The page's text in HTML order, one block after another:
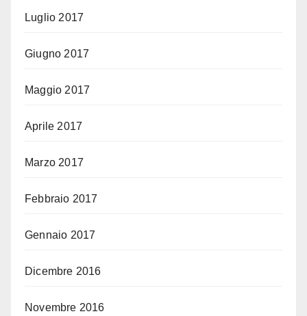
Luglio 2017
Giugno 2017
Maggio 2017
Aprile 2017
Marzo 2017
Febbraio 2017
Gennaio 2017
Dicembre 2016
Novembre 2016